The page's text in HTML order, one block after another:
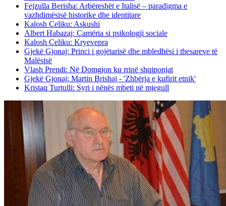
Fejzulla Berisha: Arbëreshët e Italisë – paradigma e
vazhdimësisë historike dhe identitare
Kalosh Çeliku: Askushi
Albert Habazaj: Çamëria si psikologji sociale
Kalosh Çeliku: Kryevepra
Gjekë Gjonaj: Princi i gojëtarisë dhe mbledhësi i thesareve të
Malësisë
Vlash Prendi: Në Domgjon ku rrinë shqiponjat
Gjekë Gjonaj: Martin Brishaj - 'Zhbërja e kufirit etnik'
Kristaq Turtulli: Syri i nënës mbeti në mjegull